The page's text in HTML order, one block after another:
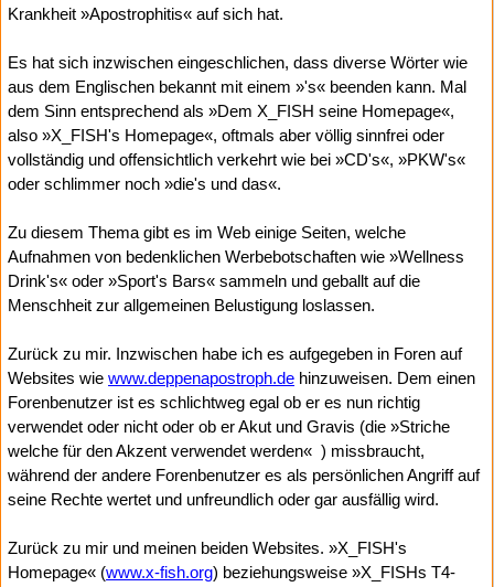
Krankheit »Apostrophitis« auf sich hat.
Es hat sich inzwischen eingeschlichen, dass diverse Wörter wie
aus dem Englischen bekannt mit einem »'s« beenden kann. Mal
dem Sinn entsprechend als »Dem X_FISH seine Homepage«,
also »X_FISH's Homepage«, oftmals aber völlig sinnfrei oder
vollständig und offensichtlich verkehrt wie bei »CD's«, »PKW's«
oder schlimmer noch »die's und das«.
Zu diesem Thema gibt es im Web einige Seiten, welche
Aufnahmen von bedenklichen Werbebotschaften wie »Wellness
Drink's« oder »Sport's Bars« sammeln und geballt auf die
Menschheit zur allgemeinen Belustigung loslassen.
Zurück zu mir. Inzwischen habe ich es aufgegeben in Foren auf
Websites wie www.deppenapostroph.de hinzuweisen. Dem einen
Forenbenutzer ist es schlichtweg egal ob er es nun richtig
verwendet oder nicht oder ob er Akut und Gravis (die »Striche
welche für den Akzent verwendet werden« ) missbraucht,
während der andere Forenbenutzer es als persönlichen Angriff auf
seine Rechte wertet und unfreundlich oder gar ausfällig wird.
Zurück zu mir und meinen beiden Websites. »X_FISH's
Homepage« (www.x-fish.org) beziehungsweise »X_FISHs T4-